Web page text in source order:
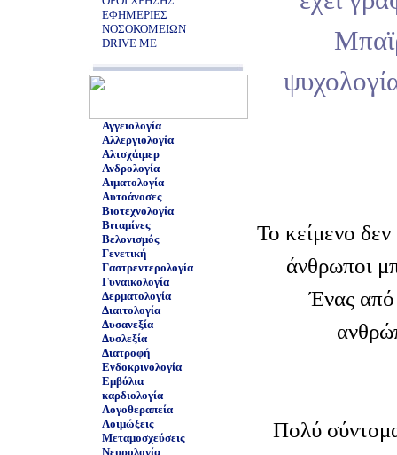
ΕΦΗΜΕΡΙΕΣ
ΝΟΣΟΚΟΜΕΙΩΝ
DRIVE ME
Αγγειολογία
Αλλεργιολογία
Αλτσχάιμερ
Ανδρολογία
Αιματολογία
Αυτοάνοσες
Βιοτεχνολογία
Βιταμίνες
Βελονισμός
Γενετική
Γαστρεντερολογία
Γυναικολογία
Δερματολογία
Διαιτολογία
Δυσανεξία
Δυσλεξία
Διατροφή
Ενδοκρινολογία
Εμβόλια
καρδιολογία
Λογοθεραπεία
Λοιμώξεις
Μεταμοσχεύσεις
Νευρολογία
Το κείμενο
άνθρωποι
Ένας από
Πολύ